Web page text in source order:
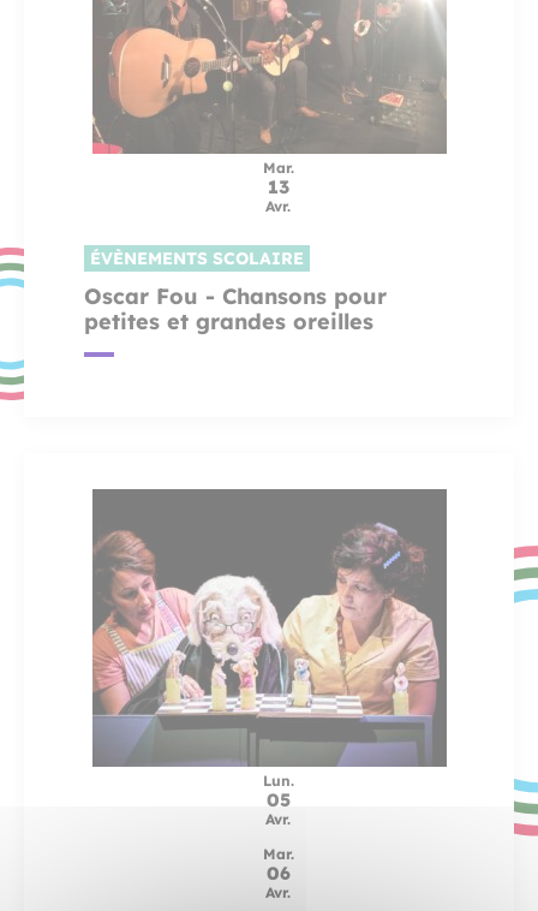
Mar.
13
Avr.
ÉVÈNEMENTS SCOLAIRE
Oscar Fou - Chansons pour
petites et grandes oreilles
Lun.
05
Avr.
Mar.
06
Avr.